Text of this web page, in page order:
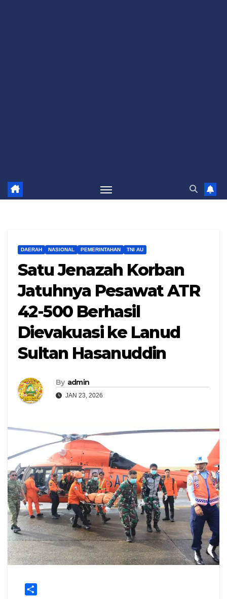
DAERAH NASIONAL PEMERINTAHAN TNI AU
Satu Jenazah Korban
Jatuhnya Pesawat ATR
42-500 Berhasil
Dievakuasi ke Lanud
Sultan Hasanuddin
By admin
JAN 23, 2026